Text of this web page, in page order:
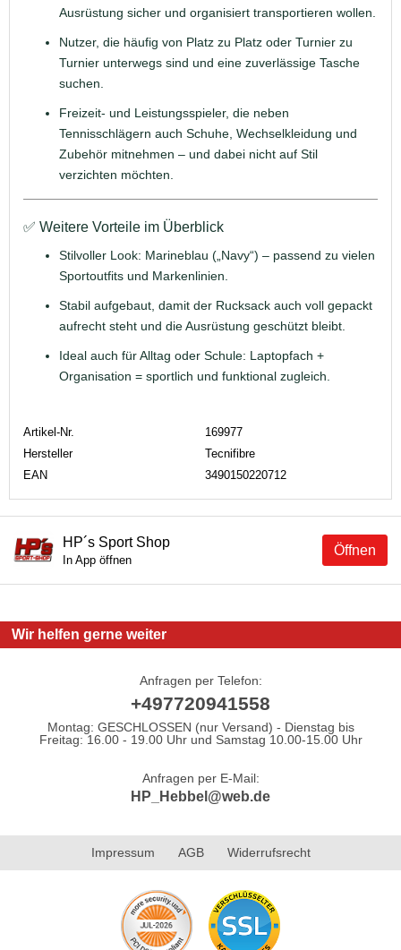
Ausrüstung sicher und organisiert transportieren wollen.
Nutzer, die häufig von Platz zu Platz oder Turnier zu
Turnier unterwegs sind und eine zuverlässige Tasche
suchen.
Freizeit‐ und Leistungsspieler, die neben
Tennisschlägern auch Schuhe, Wechselkleidung und
Zubehör mitnehmen – und dabei nicht auf Stil
verzichten möchten.
✅ Weitere Vorteile im Überblick
Stilvoller Look: Marineblau („Navy“) – passend zu vielen
Sportoutfits und Markenlinien.
Stabil aufgebaut, damit der Rucksack auch voll gepackt
aufrecht steht und die Ausrüstung geschützt bleibt.
Ideal auch für Alltag oder Schule: Laptopfach +
Organisation = sportlich und funktional zugleich.
Artikel-Nr.
169977
Hersteller
Tecnifibre
EAN
3490150220712
Öffnen
HP´s Sport Shop
In App öffnen
Wir helfen gerne weiter
Anfragen per Telefon:
+497720941558
Montag: GESCHLOSSEN (nur Versand) - Dienstag bis
Freitag: 16.00 - 19.00 Uhr und Samstag 10.00-15.00 Uhr
Anfragen per E-Mail:
HP_Hebbel@web.de
Impressum AGB Widerrufsrecht